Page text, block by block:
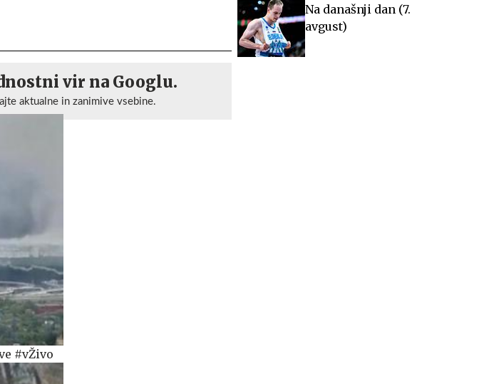
vir na Googlu.
aktualne in zanimive vsebine.
#vŽivo
Na današnji dan (7.
avgust)